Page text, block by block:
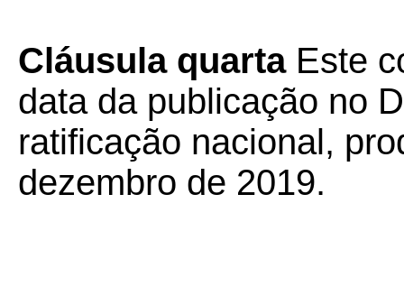
Cláusula quartaEste
data da publicação no
ratificação nacional,
dezembro de 2019.